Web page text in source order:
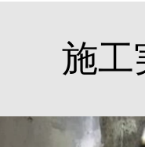
施工